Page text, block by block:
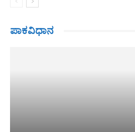
ಪಾಕವಿಧಾನ